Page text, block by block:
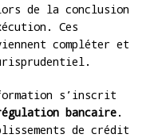
de la conclusion
Ces
compléter et
s’inscrit
bancaire.
de crédit